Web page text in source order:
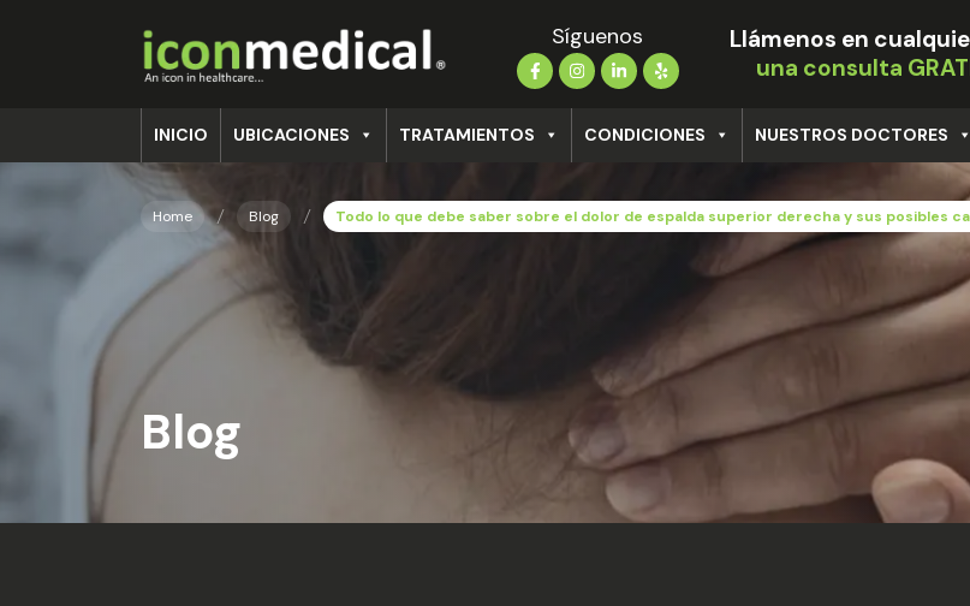
Síguenos
Llámenos en
una consulta
INICIO UBICACIONES TRATAMIENTOS CONDICIONES NUESTROS DOCTORES
Home Blog Todo lo que debe saber sobre el dolor de espalda superior derecha y sus posibles
Blog